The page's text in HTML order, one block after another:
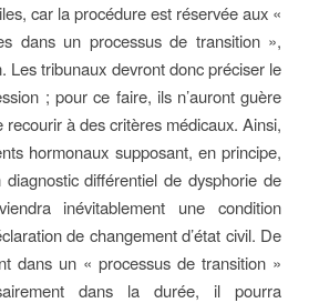
car la procédure est réservée aux «
dans un processus de transition »,
Les tribunaux devront donc préciser le
; pour ce faire, ils n’auront guère
recourir à des critères médicaux. Ainsi,
hormonaux supposant, en principe,
diagnostic différentiel de dysphorie de
inévitablement une condition
de changement d’état civil. De
dans un « processus de transition »
dans la durée, il pourra